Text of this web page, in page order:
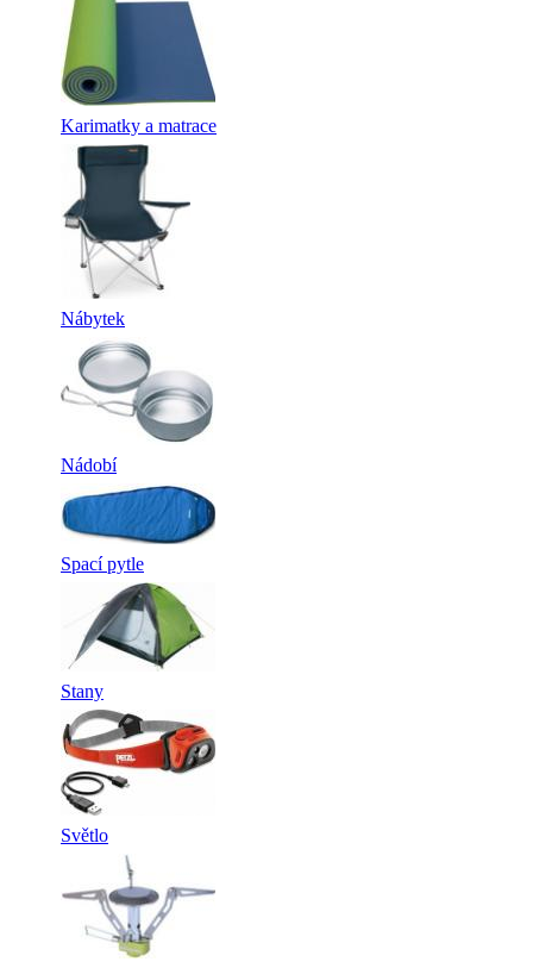
Karimatky a matrace
Nábytek
Nádobí
Spací pytle
Stany
Světlo